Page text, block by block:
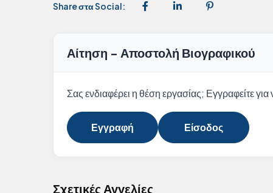
Share στα Social:
Αίτηση - Αποστολή Βιογραφικού
Σας ενδιαφέρει η θέση εργασίας; Εγγραφείτε για
Εγγραφή Είσοδος
Σχετικές Αγγελίες